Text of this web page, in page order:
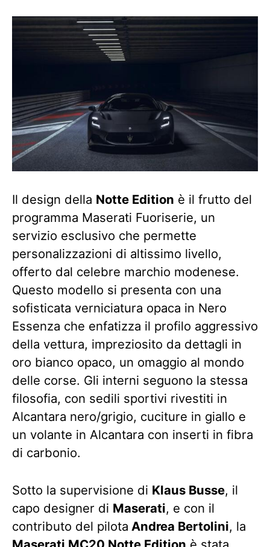
Il design della Notte Edition è il frutto del
programma Maserati Fuoriserie, un
servizio esclusivo che permette
personalizzazioni di altissimo livello,
offerto dal celebre marchio modenese.
Questo modello si presenta con una
sofisticata verniciatura opaca in Nero
Essenza che enfatizza il profilo aggressivo
della vettura, impreziosito da dettagli in
oro bianco opaco, un omaggio al mondo
delle corse. Gli interni seguono la stessa
filosofia, con sedili sportivi rivestiti in
Alcantara nero/grigio, cuciture in giallo e
un volante in Alcantara con inserti in fibra
di carbonio.
Sotto la supervisione di Klaus Busse, il
capo designer di Maserati, e con il
contributo del pilota Andrea Bertolini, la